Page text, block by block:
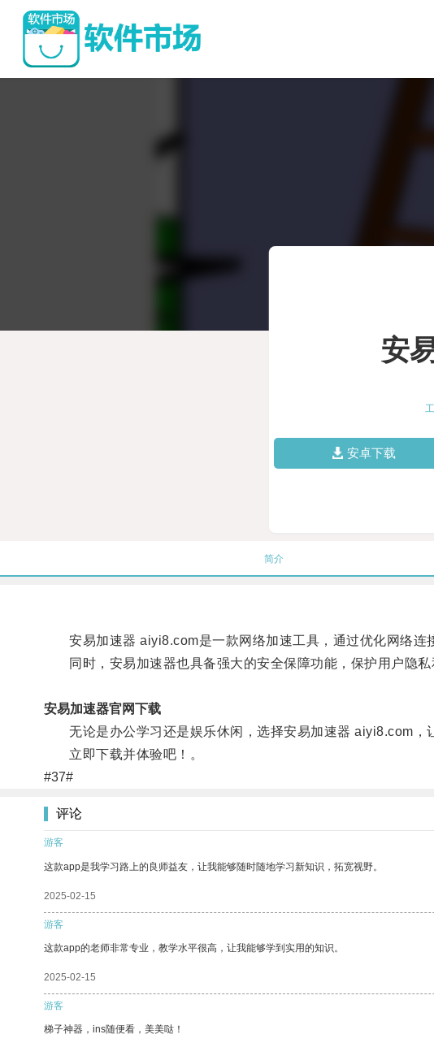
安
安卓下载
简介
安易加速器 aiyi8.com是一款网络加速工具，通过优化网络连
同时，安易加速器也具备强大的安全保障功能，保护用户隐私
安易加速器官网下载
无论是办公学习还是娱乐休闲，选择安易加速器 aiyi8.com，
立即下载并体验吧！。
#37#
评论
游客
这款app是我学习路上的良师益友，让我能够随时随地学习新知识，拓宽视野。
2025-02-15
游客
这款app的老师非常专业，教学水平很高，让我能够学到实用的知识。
2025-02-15
游客
梯子神器，ins随便看，美美哒！